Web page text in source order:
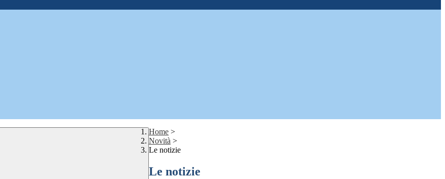
Home >
Novità >
Le notizie
Le notizie